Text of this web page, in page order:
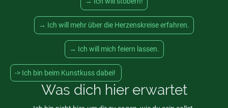
→ Ich will mehr über die Herzenskreise erfahren.
→ Ich will mich feiern lassen.
-> Ich bin beim Kunstkuss dabei!
Was dich hier erwartet